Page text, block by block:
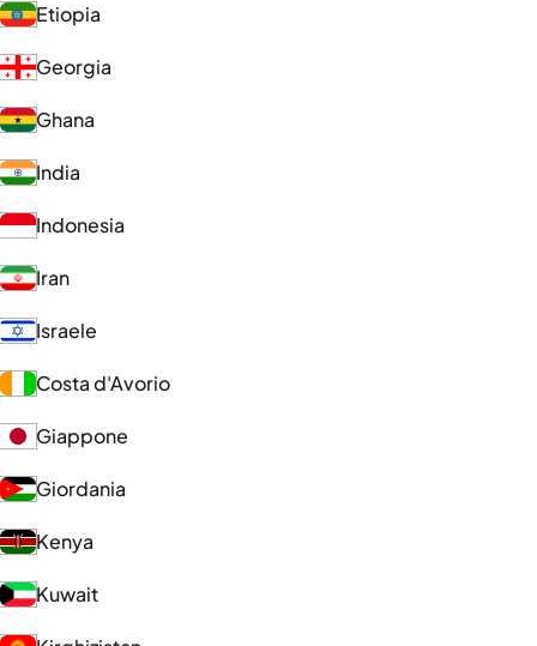
Etiopia
Georgia
Ghana
India
Indonesia
Iran
Israele
Costa d'Avorio
Giappone
Giordania
Kenya
Kuwait